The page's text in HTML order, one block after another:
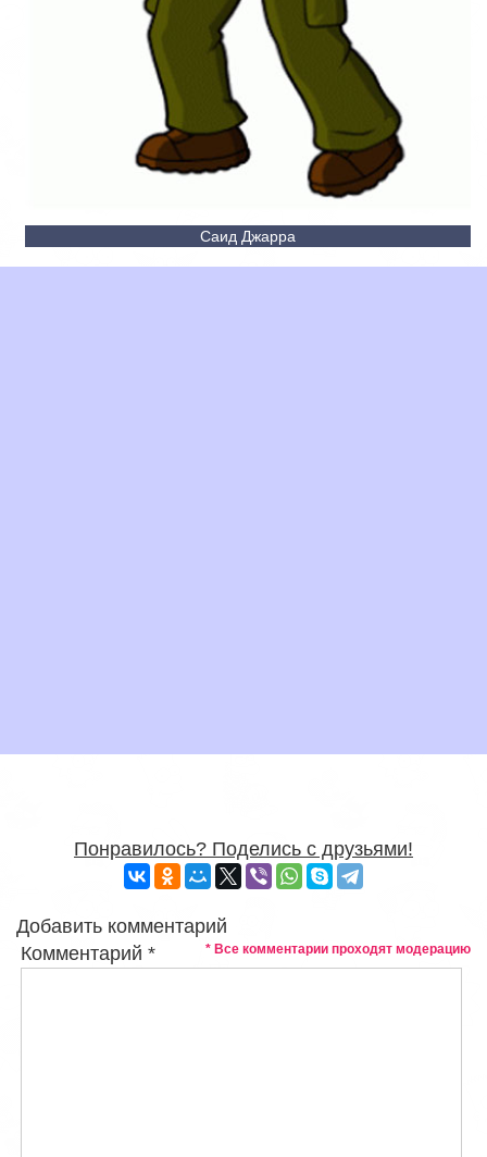
Саид Джарра
Понравилось? Поделись с друзьями!
Добавить комментарий
* Все комментарии проходят модерацию
Комментарий*